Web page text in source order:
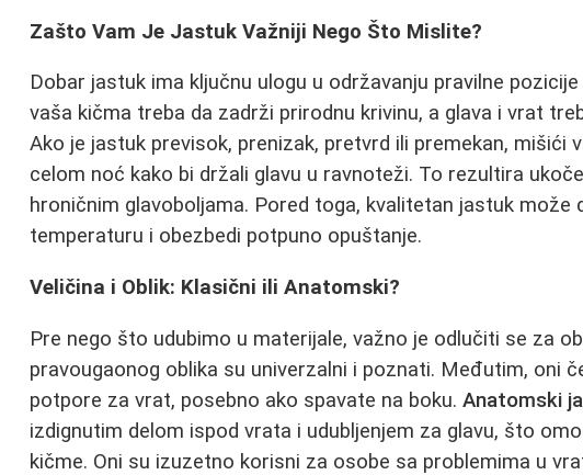
Zašto Vam Je Jastuk Važniji Nego Što Mislite?
Dobar jastuk ima ključnu ulogu u održavanju pravilne
vaša kičma treba da zadrži prirodnu krivinu, a glava i vrat
Ako je jastuk previsok, prenizak, pretvrd ili premekan, mišići
celom noć kako bi držali glavu u ravnoteži. To rezultira
hroničnim glavoboljama. Pored toga, kvalitetan jastuk može
temperaturu i obezbedi potpuno opuštanje.
Veličina i Oblik: Klasični ili Anatomski?
Pre nego što udubimo u materijale, važno je odlučiti se za
pravougaonog oblika su univerzalni i poznati. Međutim, oni
potpore za vrat, posebno ako spavate na boku.Anatomski
izdignutim delom ispod vrata i udubljenjem za glavu, što
kičme. Oni su izuzetno korisni za osobe sa problemima u